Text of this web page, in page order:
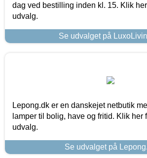
dag ved bestilling inden kl. 15. Klik
udvalg.
Se udvalget på
Lepong.dk er en danskejet netbutik
lamper til bolig, have og fritid. Klik her
udvalg.
Se udvalget på